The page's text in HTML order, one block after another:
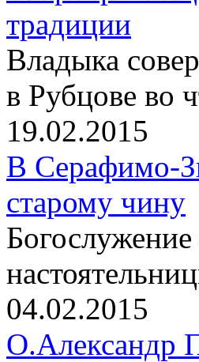
традиции
Владыка
в Рубцове во
19.02.2015
В Серафимо-
старому чину
04.02.2015
О.Александр